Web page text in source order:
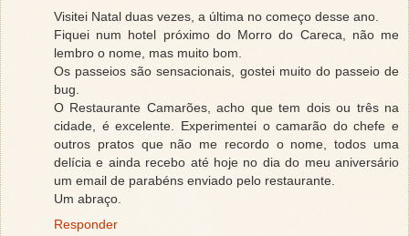
Visitei Natal duas vezes, a última no começo desse ano.
Fiquei num hotel próximo do Morro do Careca, não me
lembro o nome, mas muito bom.
Os passeios são sensacionais, gostei muito do passeio de
bug.
O Restaurante Camarões, acho que tem dois ou três na
cidade, é excelente. Experimentei o camarão do chefe e
outros pratos que não me recordo o nome, todos uma
delícia e ainda recebo até hoje no dia do meu aniversário
um email de parabéns enviado pelo restaurante.
Um abraço.
Responder